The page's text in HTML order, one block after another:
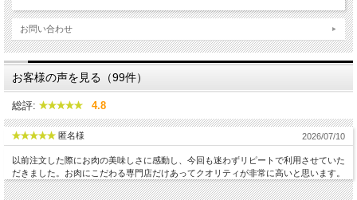
お問い合わせ
お客様の声を見る（99件）
総評: 4.8
匿名様 2026/07/10
以前注文した際にお肉の美味しさに感動し、今回も迷わずリピートで利用させていた
だきました。お肉にこだわる専門店だけあってクオリティが非常に高いと思います。